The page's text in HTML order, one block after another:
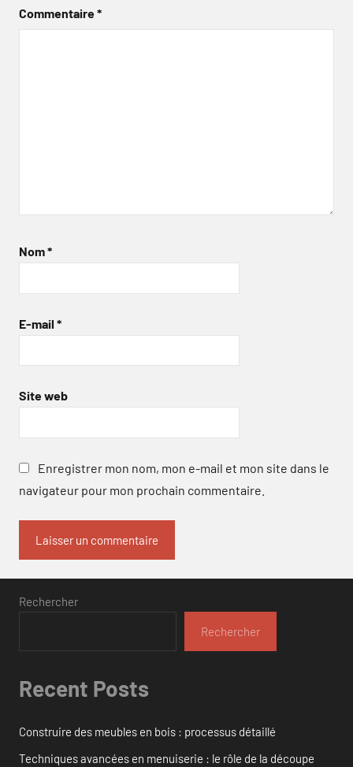
Commentaire*
Nom*
E-mail *
Site web
Enregistrer mon nom, mon e-mail et mon site dans le
navigateur pour mon prochain commentaire.
Rechercher
Rechercher
Recent Posts
Construire des meubles en bois : processus détaillé
Techniques avancées en menuiserie : le rôle de la découpe